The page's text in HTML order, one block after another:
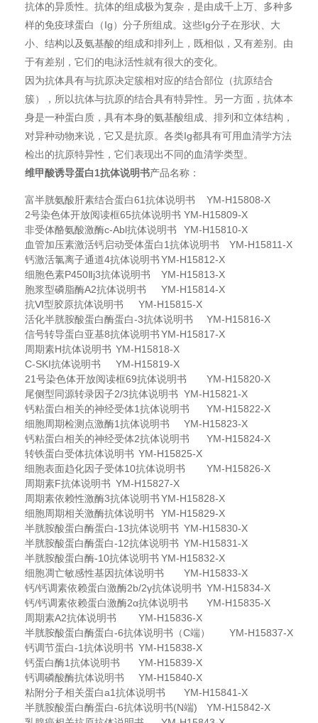
抗体的异质性。抗体的组成极为复杂，是由成千上万、多种多
样的免疫球蛋白（Ig）分子所组成。这些Ig分子在形状、大
小、结构以及氨基酸的组成和排列上，既相似，又有差别。由
于有差别，它们的电泳活性就有很大的变化。
因为抗体具有与抗原决定簇相对应的结合部位（抗原结合
簇），所以抗体与抗原的结合具有特异性。另一方面，抗体本
身是一种蛋白质，具有本身的氨基酸组成、排列和立体结构，
对异种动物来说，它又是抗原。各类Ig都具有可用血清学方法
检出的抗原特异性，它们表现出不同的血清学类型。
维甲酸诱导蛋白1抗体说明书产品名称：
富半胱氨酸肝素结合蛋白61抗体说明书
YM-H15808-X
2号染色体开放阅读框65抗体说明书 YM-H15809-X
非受体酪氨酸激酶c-Abl抗体说明书
YM-H15810-X
血管加压素激活钙启动受体蛋白1抗体说明书
YM-H15811-X
钙激活氯离子通道4抗体说明书YM-H15812-X
细胞色素P450Ⅱj3抗体说明书
YM-H15813-X
胞浆型磷脂酶A2抗体说明书
YM-H15814-X
抗Ⅵ型胶原抗体说明书
YM-H15815-X
活化半胱胺酸蛋白酶蛋白-3抗体说明书
YM-H15816-X
信号转导蛋白亚基8抗体说明书YM-H15817-X
周期素H抗体说明书 YM-H15818-X
C-SKI抗体说明书
YM-H15819-X
21号染色体开放阅读框69抗体说明书
YM-H15820-X
尾侧型同源转录因子2/3抗体说明书 YM-H15821-X
钙粘蛋白相关的神经受体1抗体说明书
YM-H15822-X
细胞周期检测点激酶1抗体说明书
YM-H15823-X
钙粘蛋白相关的神经受体2抗体说明书
YM-H15824-X
转铁蛋白受体抗体说明书 YM-H15825-X
细胞表面趋化因子受体10抗体说明书
YM-H15826-X
周期素F抗体说明书 YM-H15827-X
周期素依赖性激酶3抗体说明书YM-H15828-X
细胞周期相关激酶抗体说明书
YM-H15829-X
半胱胺酸蛋白酶蛋白-13抗体说明书 YM-H15830-X
半胱胺酸蛋白酶蛋白-12抗体说明书 YM-H15831-X
半胱胺酸蛋白酶-10抗体说明书 YM-H15832-X
细胞凋亡敏感性基因抗体说明书
YM-H15833-X
钙/钙调素依赖蛋白激酶2b/2γ抗体说明书 YM-H15834-X
钙/钙调素依赖蛋白激酶2α抗体说明书
YM-H15835-X
周期素A2抗体说明书
YM-H15836-X
半胱胺酸蛋白酶蛋白-6抗体说明书（C端）
YM-H15837-X
钙调节蛋白-1抗体说明书 YM-H15838-X
钙蛋白酶1抗体说明书
YM-H15839-X
钙调磷酸酶抗体说明书
YM-H15840-X
粘附分子相关蛋白a1抗体说明书
YM-H15841-X
半胱胺酸蛋白酶蛋白-6抗体说明书(N端)
YM-H15842-X